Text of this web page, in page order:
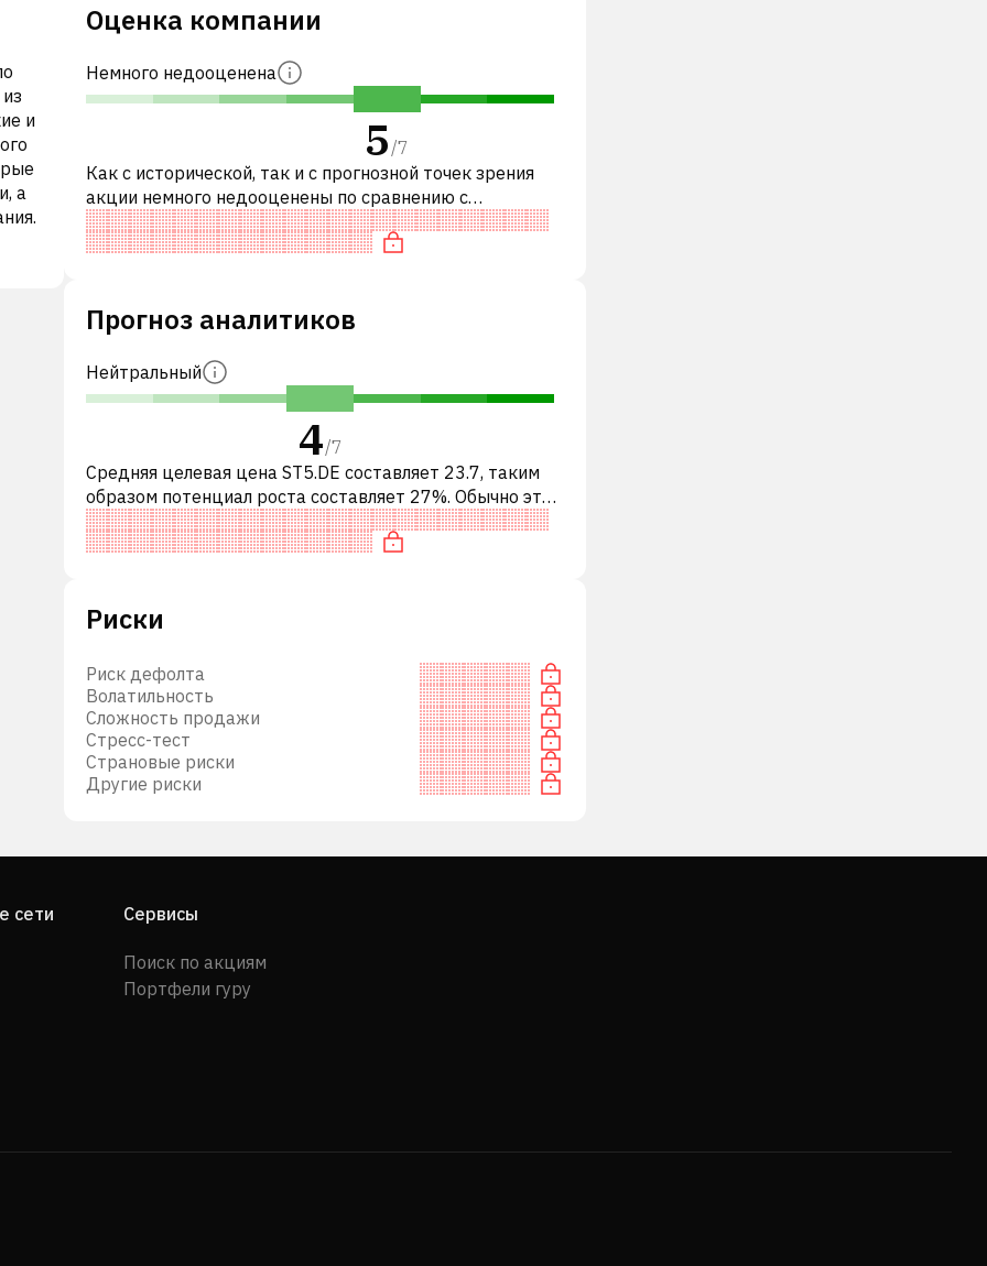
и
а
Оценка компании
Немного недооценена
5/7
Как с исторической, так и с прогнозной точек зрения
акции немного недооценены по сравнению с
аналогичными акциями. В частности, акция компании
разумно оценена по P/E, спр
Прогноз аналитиков
Нейтральный
4/7
Средняя целевая цена ST5.DE составляет 23.7, таким
образом потенциал роста составляет 27%. Обычно это
означает рекомендацию «ПОКУПАТЬ» среди
инвестиционных компаний или р
Риски
Риск дефолта
Волатильность
Сложность продажи
Стресс-тест
Страновые риски
Другие риски
сети Сервисы
Поиск по акциям
Портфели гуру